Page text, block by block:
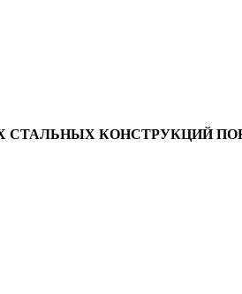
КОНСТРУКЦИЙ